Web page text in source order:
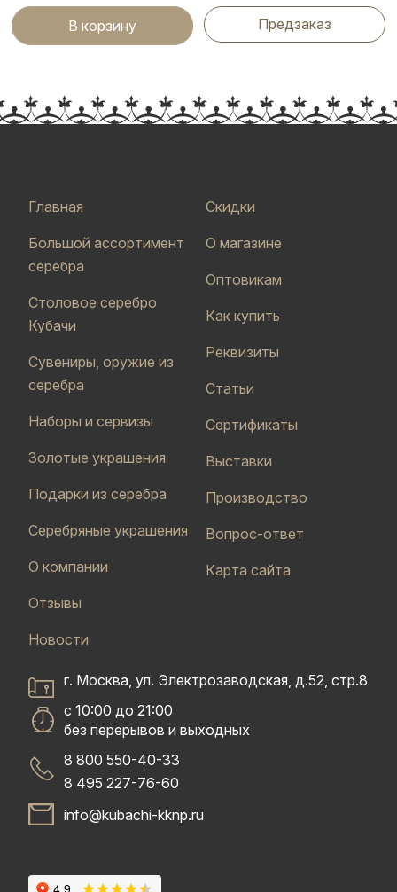
В корзину Предзаказ
Главная
Большой ассортимент
серебра
Столовое серебро
Кубачи
Сувениры, оружие из
серебра
Наборы и сервизы
Золотые украшения
Подарки из серебра
Серебряные украшения
О компании
Отзывы
Новости
Скидки
О магазине
Оптовикам
Как купить
Реквизиты
Статьи
Сертификаты
Выставки
Производство
Вопрос-ответ
Карта сайта
г. Москва, ул. Электрозаводская, д.52, стр.8
с 10:00 до 21:00
без перерывов и выходных
8 800 550-40-33
8 495 227-76-60
info@kubachi-kknp.ru